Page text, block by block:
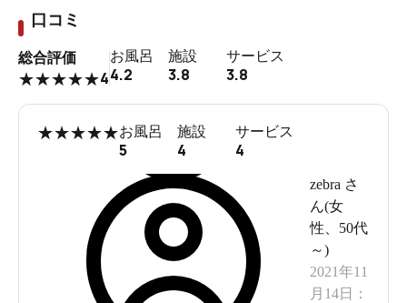
口コミ
総合評価
★★★★★4
お風呂
4.2
施設
3.8
サービス
3.8
★★★★★お風呂
5
施設
4
サービス
4
zebra さ
ん(女
性
50代
～)
2021年11
月14日
：